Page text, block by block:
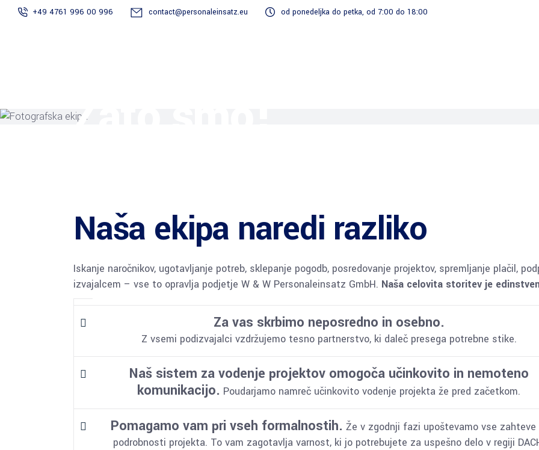
+49 4761 996 00 996 contact@personaleinsatz.eu od ponedeljka do petka, od 7:00 do 18:00
Zato smo!
Naša ekipa naredi razliko
Iskanje naročnikov, ugotavljanje potreb, sklepanje pogodb, posredovanje projektov, spremljanje plačil,
izvajalcem – vse to opravlja podjetje W & W Personaleinsatz GmbH. Naša celovita storitev je
Za vas skrbimo neposredno in osebno.
Z vsemi podizvajalci vzdržujemo tesno partnerstvo, ki daleč presega potrebne stike.
Naš sistem za vodenje projektov omogoča učinkovito in nemoteno
komunikacijo. Poudarjamo namreč učinkovito vodenje projekta že pred začetkom.
Pomagamo vam pri vseh formalnostih. Že v zgodnji fazi upoštevamo vse zahteve
podrobnosti projekta. To vam zagotavlja varnost, ki jo potrebujete za uspešno delo v regiji